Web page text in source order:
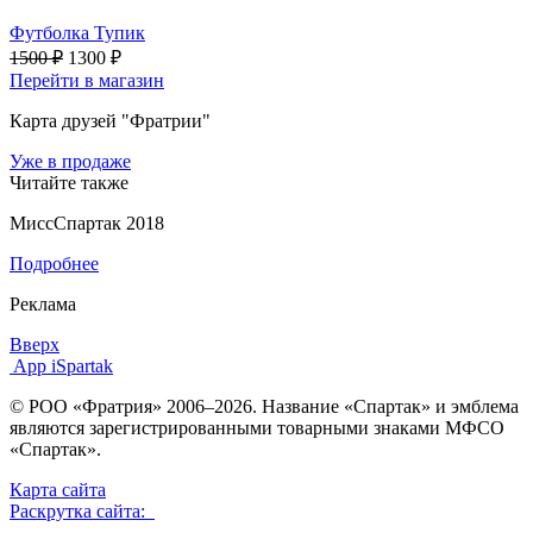
Футболка Тупик
1500 ₽ 1300 ₽
Перейти в магазин
Карта друзей "Фратрии"
Уже в продаже
Читайте также
МиссСпартак 2018
Подробнее
Реклама
Вверх
App iSpartak
© РОО «Фратрия» 2006–2026. Название «Спартак» и эмблема
являются зарегистрированными товарными знаками МФСО
«Спартак».
Карта сайта
Раскрутка сайта: